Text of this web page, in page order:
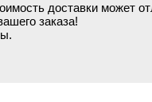
доставки может
заказа!